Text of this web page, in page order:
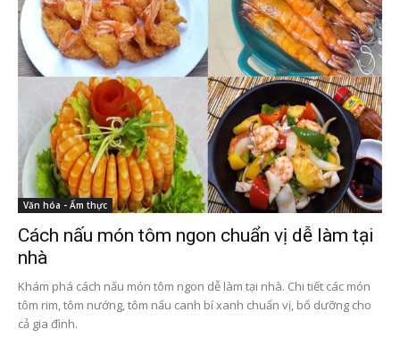
Văn hóa - Ẩm thực
Cách nấu món tôm ngon chuẩn vị dễ làm tại
nhà
Khám phá cách nấu món tôm ngon dễ làm tại nhà. Chi tiết các món
tôm rim, tôm nướng, tôm nấu canh bí xanh chuẩn vị, bổ dưỡng cho
cả gia đình.